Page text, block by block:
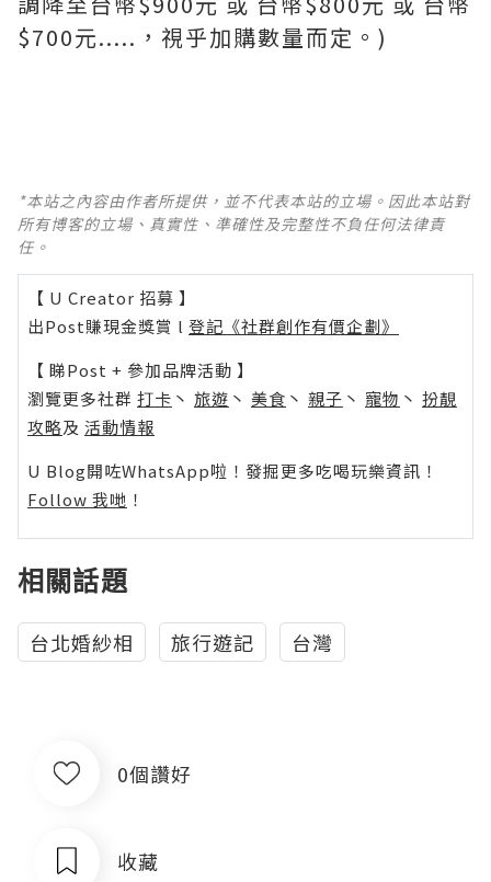
$700元.....，視乎加購數量而定。)
*本站之內容由作者所提供，並不代表本站的立場。因此本站對
所有博客的立場、真實性、準確性及完整性不負任何法律責
任。
【 U Creator 招募 】
出Post賺現金獎賞 l 登記《社群創作有價企劃》
【 睇Post + 參加品牌活動 】
瀏覽更多社群 打卡 丶 旅遊 丶 美食 丶 親子 丶 寵物 丶 扮靚
攻略及 活動情報
U Blog開咗WhatsApp啦！發掘更多吃喝玩樂資訊！
Follow 我哋 ！
相關話題
台北婚紗相 旅行遊記 台灣
0個讚好
收藏